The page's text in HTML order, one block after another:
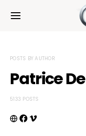
POSTS BY AUTHOR
Patrice
5133 POSTS
Cookies management